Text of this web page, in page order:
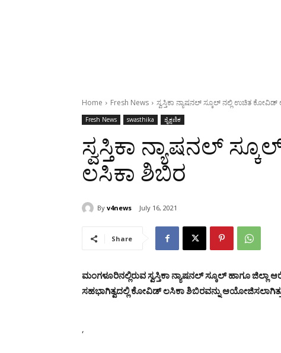
Home Fresh News ಸ್ವಸ್ತಿಕಾ ನ್ಯಾಷನಲ್ ಸ್ಕೂಲ್ ನಲ್ಲಿ ಉಚಿತ ಕೋವಿಡ್
Fresh News swasthika ಶೈಕ್ಷಣಿಕ
ಸ್ವಸ್ತಿಕಾ ನ್ಯಾಷನಲ್
ಲಸಿಕಾ ಶಿಬಿರ
By v4news July 16, 2021
Share
ಮಂಗಳೂರಿನಲ್ಲಿರುವ ಸ್ವಸ್ತಿಕಾ ನ್ಯಾಷನಲ್ ಸ್ಕೂಲ್ ಹಾಗೂ ಜಿಲ್ಲಾ
ಸಹಭಾಗಿತ್ವದಲ್ಲಿ ಕೋವಿಡ್ ಲಸಿಕಾ ಶಿಬಿರವನ್ನು
‘